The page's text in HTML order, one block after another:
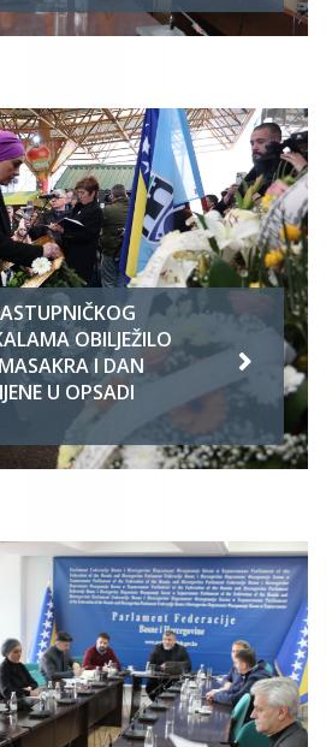
OBILJEŽILO
I DAN
U OPSADI